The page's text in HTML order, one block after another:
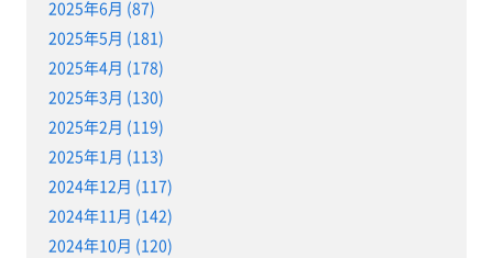
2025年6月 (87)
2025年5月 (181)
2025年4月 (178)
2025年3月 (130)
2025年2月 (119)
2025年1月 (113)
2024年12月 (117)
2024年11月 (142)
2024年10月 (120)